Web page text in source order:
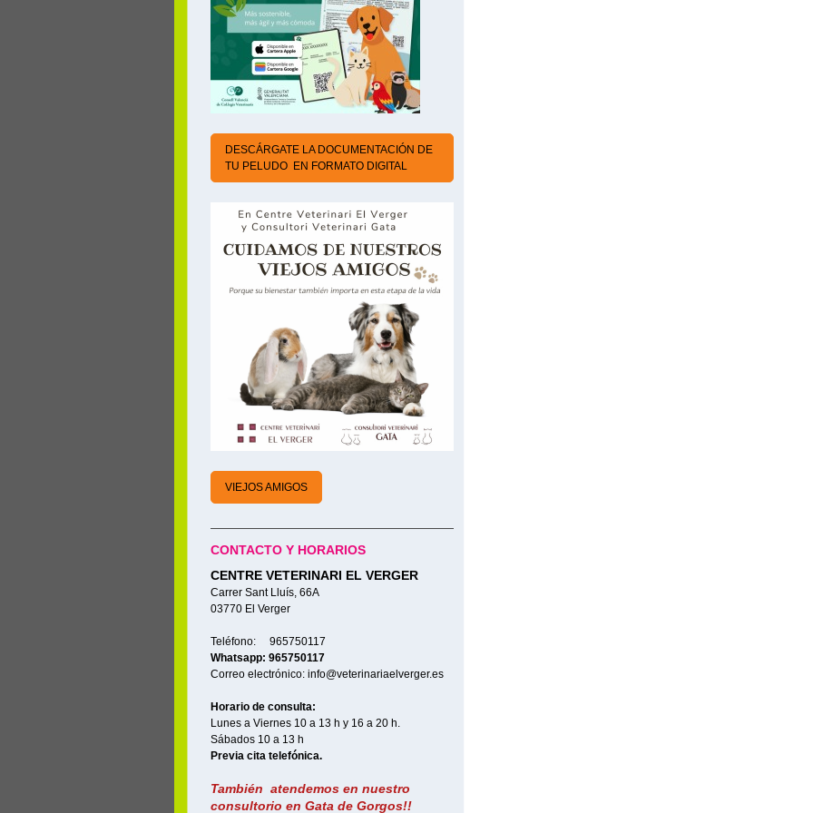
DESCÁRGATE LA DOCUMENTACIÓN DE
TU PELUDO EN FORMATO DIGITAL
VIEJOS AMIGOS
CONTACTO Y HORARIOS
CENTRE VETERINARI EL VERGER
Carrer Sant Lluís, 66A
03770 El Verger
Teléfono: 965750117
Whatsapp: 965750117
Correo electrónico: info@veterinariaelverger.es
Horario de consulta:
Lunes a Viernes 10 a 13 h y 16 a 20 h.
Sábados 10 a 13 h
Previa cita telefónica.
También atendemos en nuestro
consultorio en Gata de Gorgos!!